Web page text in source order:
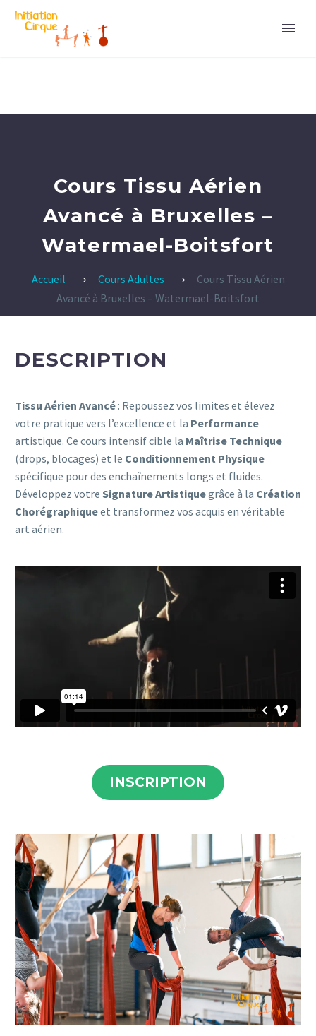
Cours Tissu Aérien
Avancé à Bruxelles –
Watermael-Boitsfort
Accueil Cours Adultes
Cours Tissu Aérien
Avancé à Bruxelles – Watermael-Boitsfort
DESCRIPTION
Tissu Aérien Avancé : Repoussez vos limites et élevez
votre pratique vers l’excellence et la Performance
artistique. Ce cours intensif cible la Maîtrise Technique
(drops, blocages) et le Conditionnement Physique
spécifique pour des enchaînements longs et fluides.
Développez votre Signature Artistiquegrâce à la Création
Chorégraphiqueet transformez vos acquis en véritable
art aérien.
INSCRIPTION